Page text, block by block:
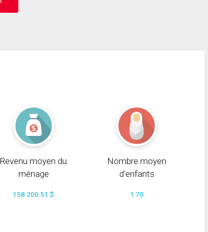
Revenu moyen du
ménage
158 200.51 $
Nombre moyen
d'enfants
1.70